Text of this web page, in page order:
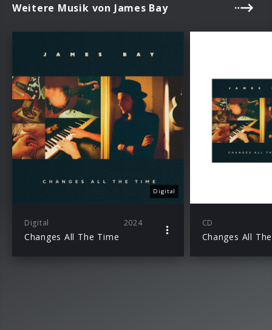
Weitere Musik von James Bay
Digital
Digital 2024
Changes All The Time
CD
Changes All